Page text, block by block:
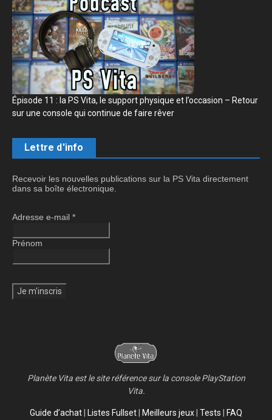
Épisode 11 : la PS Vita, le support physique et l’occasion – Retour
sur une console qui continue de faire rêver
Lettre d'info
Recevoir les nouvelles publications sur la PS Vita directement
dans sa boîte électronique.
Adresse e-mail *
Prénom
Planète Vita est le site référence sur la console PlayStation
Vita.
Guide d’achat Listes Fullset Meilleurs jeux Tests FAQ